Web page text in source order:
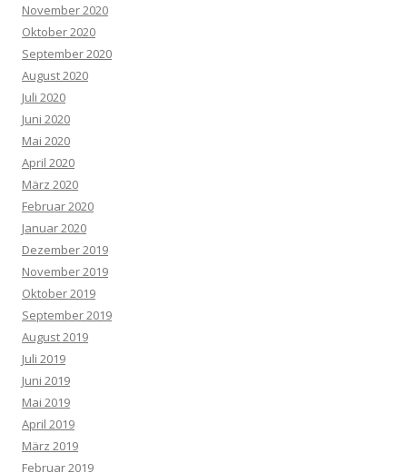
November 2020
Oktober 2020
September 2020
August 2020
Juli 2020
Juni 2020
Mai 2020
April 2020
März 2020
Februar 2020
Januar 2020
Dezember 2019
November 2019
Oktober 2019
September 2019
August 2019
Juli 2019
Juni 2019
Mai 2019
April 2019
März 2019
Februar 2019